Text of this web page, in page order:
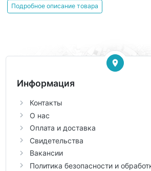
Подробное описание товара
Информация
Контакты
О нас
Оплата и доставка
Свидетельства
Вакансии
Политика безопасности и